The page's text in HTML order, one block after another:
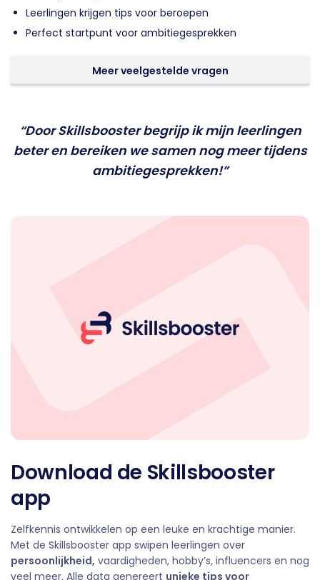
Leerlingen krijgen tips voor beroepen
Perfect startpunt voor ambitiegesprekken
Meer veelgestelde vragen
“Door Skillsbooster begrijp ik mijn leerlingen
beter en bereiken we samen nog meer tijdens
ambitiegesprekken!”
Download de Skillsbooster
app
Zelfkennis ontwikkelen op een leuke en krachtige manier.
Met de Skillsbooster app swipen leerlingen over
persoonlijkheid, vaardigheden, hobby’s, influencers en nog
veel meer. Alle data genereert unieke tips voor